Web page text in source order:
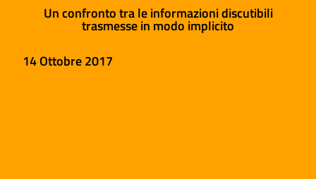
Un confronto tra le informazioni discutibili
trasmesse in modo implicito
14 Ottobre 2017